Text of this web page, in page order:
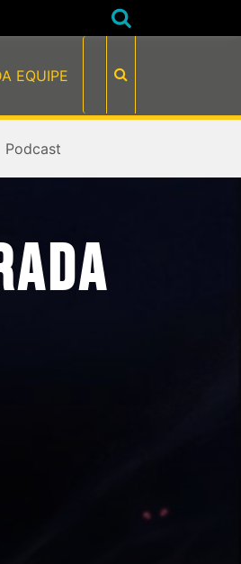
EQUIPE
Podcast